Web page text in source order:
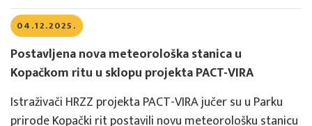
04.12.2025.
Postavljena nova meteorološka stanica u
Kopačkom ritu u sklopu projekta PACT-VIRA
Istraživači HRZZ projekta PACT-VIRA jučer su u Parku
prirode Kopački rit postavili novu meteorološku stanicu